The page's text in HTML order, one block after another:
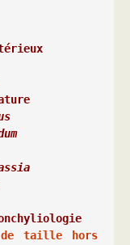
de taille hors